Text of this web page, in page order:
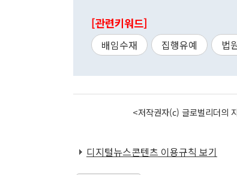
[관련키워드]
배임수재 집행유예 법
<저작권자(c) 글로벌리더의
디지털뉴스콘텐츠 이용규칙 보기